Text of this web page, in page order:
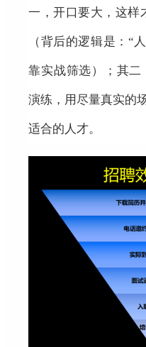
一，开口要大，这样
（背后的逻辑是：“
靠实战筛选）；其二
演练，用尽量真实的
适合的人才。